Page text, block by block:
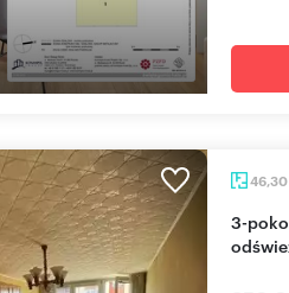
46,30
3-pokojowe mieszkanie z balkonem od ręki -